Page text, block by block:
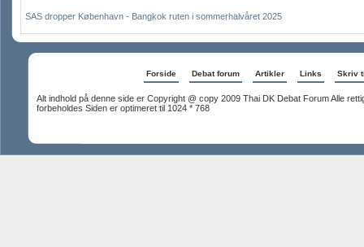
SAS dropper København - Bangkok ruten i sommerhalvåret 2025
Forside Debat forum Artikler Links Skriv
Alt indhold på denne side er Copyright @ copy 2009 Thai DK Debat Forum Alle
forbeholdes Siden er optimeret til 1024 * 768